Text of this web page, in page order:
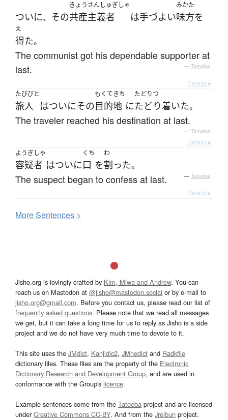
ついに、 その
きょうさんしゅぎしゃ
共産主義者 は手づよい
みかた
味方を
え
得た。
The communist got his dependable supporter at
last.
— Tatoeba
Details ▸
たびびと
旅人 はついにその
もくてきち
目的地 に
たどりつ
たどり着いた。
The traveler reached his destination at last.
— Tatoeba
Details ▸
ようぎしゃ
容疑者 はついに
くち
口 を
わ
割った。
The suspect began to confess at last. — Tatoeba
Details ▸
MoreSentences >
Jisho.org is lovingly crafted by Kim, Miwa and Andrew. You can
reach us on Mastodon at @jisho@mastodon.social or by e-mail to
jisho.org@gmail.com. Before you contact us, please read our list of
frequently asked questions. Please note that we read all messages
we get, but it can take a long time for us to reply as Jisho is a side
project and we do not have very much time to devote to it.
This site uses the JMdict, Kanjidic2, JMnedict and Radkfile
dictionary files. These files are the property of the Electronic
Dictionary Research and Development Group, and are used in
conformance with the Group's licence.
Example sentences come from the Tatoeba project and are licensed
underCreative Commons CC-BY. And from the Jreibun project.